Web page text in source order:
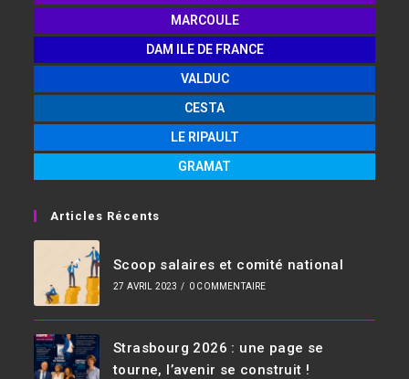
MARCOULE
DAM ILE DE FRANCE
VALDUC
CESTA
LE RIPAULT
GRAMAT
Articles Récents
Scoop salaires et comité national
27 AVRIL 2023 / 0 COMMENTAIRE
Strasbourg 2026 : une page se
tourne, l’avenir se construit !